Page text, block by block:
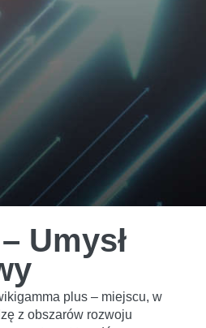
Umysł
plus – miejscu, w
z obszarów rozwoju